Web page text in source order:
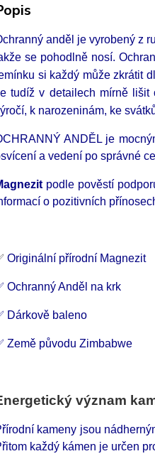
anděl je vyrobený z
se pohodlně nosí.
si každý může zkrátit
tudíž v detailech mírně lišit
k narozeninám, ke
ANDĚL je
a vedení po správné
podle pověstí
o pozitivních
Originální přírodní Magnezit
Ochranný Anděl na krk
Dárkově baleno
Země původu Zimbabwe
význam
kameny jsou
každý kámen je určen